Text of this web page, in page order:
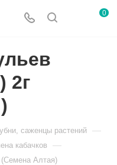
0
2г
саженцы растений —
кабачков —
(Семена Алтая)